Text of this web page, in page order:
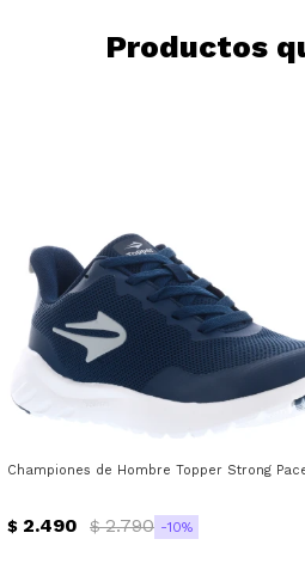
Productos
Championes de Hombre Topper Strong
$ 2.490 $ 2.790 10
* sujeto